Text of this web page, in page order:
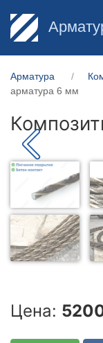
Арматура
арматура 6 мм
Цена: